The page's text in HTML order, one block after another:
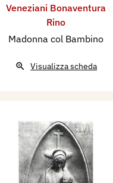
Veneziani Bonaventura
Rino
Madonna col Bambino
Visualizza scheda